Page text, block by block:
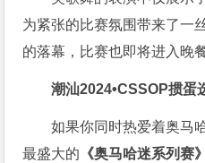
为紧张的比赛氛围带来了一
的落幕，比赛也即将进入晚
潮汕2024•CSSOP掼蛋
如果你同时热爱着奥马
最盛大的 《奥马哈迷系列赛